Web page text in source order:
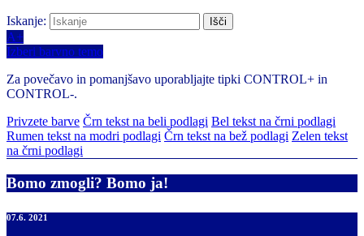
Iskanje:
A+
Izberi barvno temo
Za povečavo in pomanjšavo uporabljajte tipki CONTROL+ in
CONTROL-.
Privzete barve Črn tekst na beli podlagi Bel tekst na črni podlagi
Rumen tekst na modri podlagi Črn tekst na bež podlagi Zelen tekst
na črni podlagi
Bomo zmogli? Bomo ja!
07.6. 2021